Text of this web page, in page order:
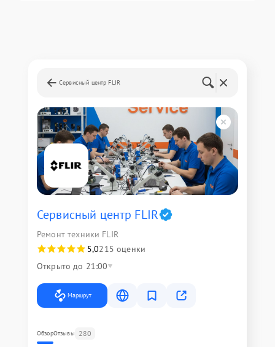
Сервисный центр FLIR
Сервисный центр FLIR
Ремонт техники FLIR
5,0215 оценки
Открыто до 21:00
Маршрут
ОбзорОтзывы 280